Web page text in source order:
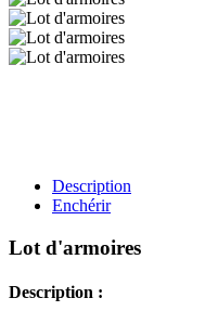
Description
Enchérir
Lot d'armoires
Description :